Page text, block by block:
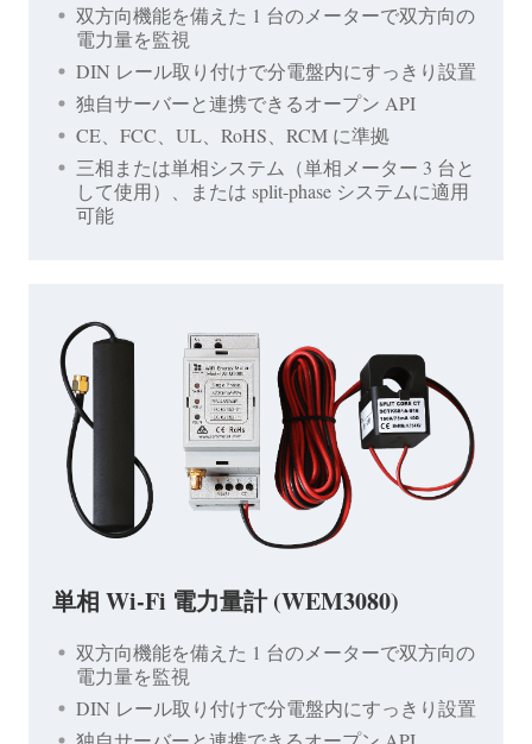
双方向機能を備えた 1 台のメーターで双方向の
電力量を監視
DIN レール取り付けで分電盤内にすっきり設置
独自サーバーと連携できるオープン API
CE、FCC、UL、RoHS、RCM に準拠
三相または単相システム（単相メーター 3 台と
して使用）、または split-phase システムに適用
可能
単相 Wi-Fi 電力量計 (WEM3080)
双方向機能を備えた 1 台のメーターで双方向の
電力量を監視
DIN レール取り付けで分電盤内にすっきり設置